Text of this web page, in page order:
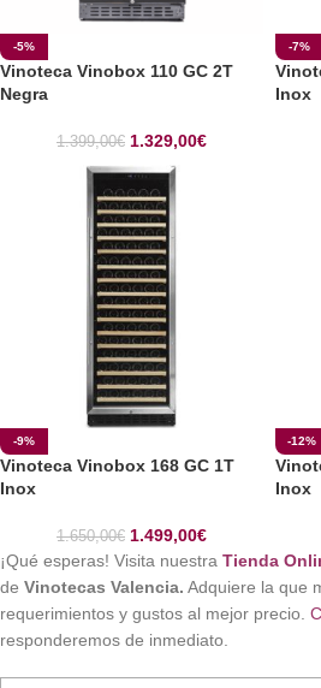
-5%
Vinoteca Vinobox 110 GC 2T
Negra
1.399,00€ 1.329,00€
-7%
Inox
-9%
Vinoteca Vinobox 168 GC 1T
Inox
1.650,00€ 1.499,00€
-12%
Inox
¡Qué esperas! Visita nuestra Tienda
de Vinotecas Valencia. Adquiere la que
requerimientos y gustos al mejor precio.
responderemos de inmediato.